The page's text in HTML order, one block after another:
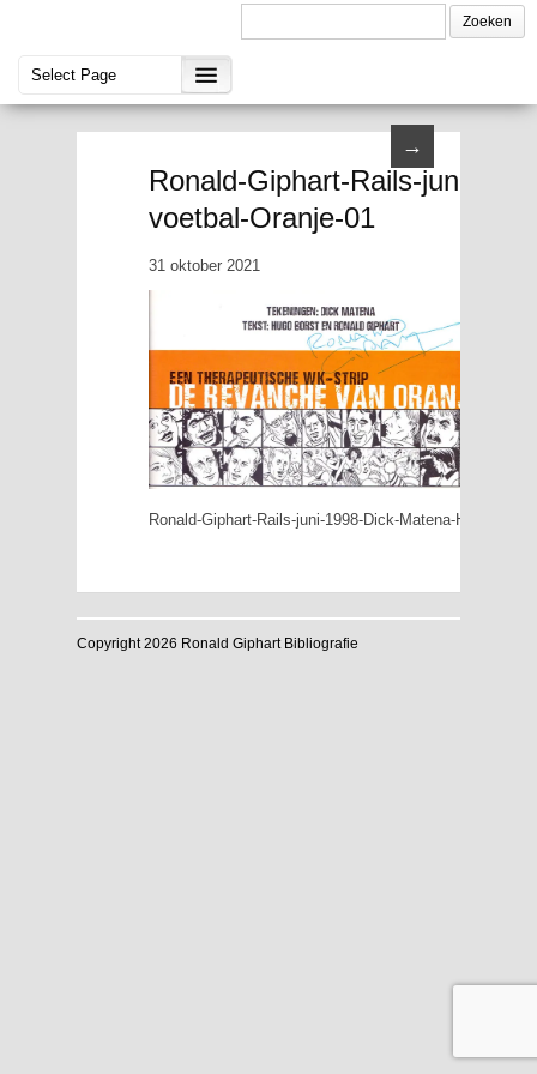
→
Ronald-Giphart-Rails-juni-
voetbal-Oranje-01
31 oktober 2021
Ronald-Giphart-Rails-juni-1998-Dick-Matena-Hugo-
Copyright 2026 Ronald Giphart Bibliografie